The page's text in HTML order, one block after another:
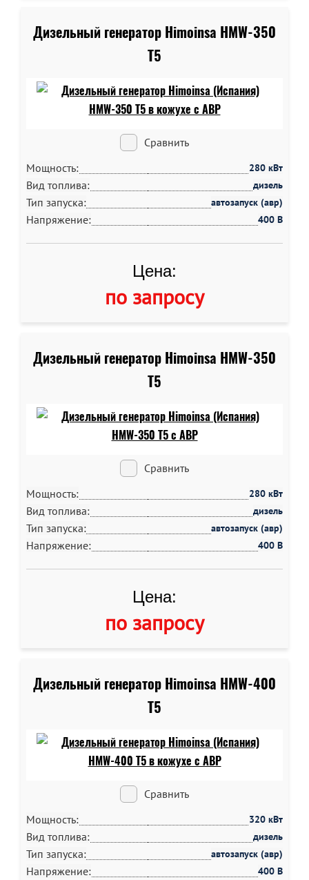
Дизельный генератор Himoinsa HMW-350
T5
Сравнить
Мощность:
280 кВт
Вид топлива: дизель
Тип запуска: автозапуск (авр)
Напряжение: 400 В
Цена:
по запросу
Дизельный генератор Himoinsa HMW-350
T5
Сравнить
Мощность:
280 кВт
Вид топлива: дизель
Тип запуска: автозапуск (авр)
Напряжение: 400 В
Цена:
по запросу
Дизельный генератор Himoinsa HMW-400
T5
Сравнить
Мощность:
320 кВт
Вид топлива: дизель
Тип запуска: автозапуск (авр)
Напряжение: 400 В